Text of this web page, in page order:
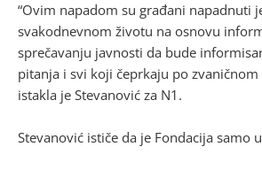
“Ovim napadom su građani napadnuti
svakodnevnom životu na osnovu
sprečavanju javnosti da bude
pitanja i svi koji čeprkaju po
istakla je Stevanović za N1.
Stevanović ističe da je Fondacija samo